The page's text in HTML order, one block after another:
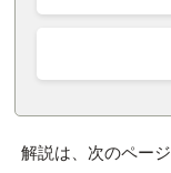
解説は、次のページ